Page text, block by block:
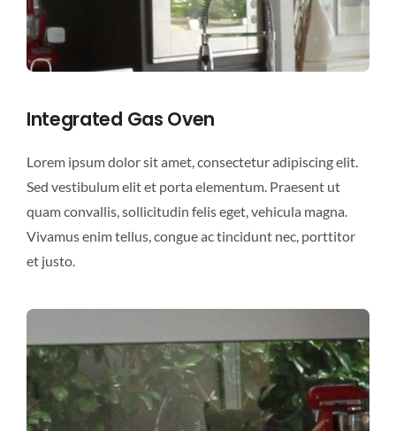
Integrated Gas Oven
Lorem ipsum dolor sit amet, consectetur adipiscing elit.
Sed vestibulum elit et porta elementum. Praesent ut
quam convallis, sollicitudin felis eget, vehicula magna.
Vivamus enim tellus, congue ac tincidunt nec, porttitor
et justo.